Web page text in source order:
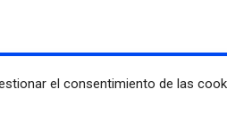
el consentimiento de las